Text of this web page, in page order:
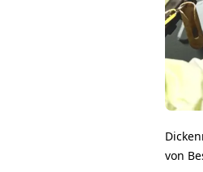
von